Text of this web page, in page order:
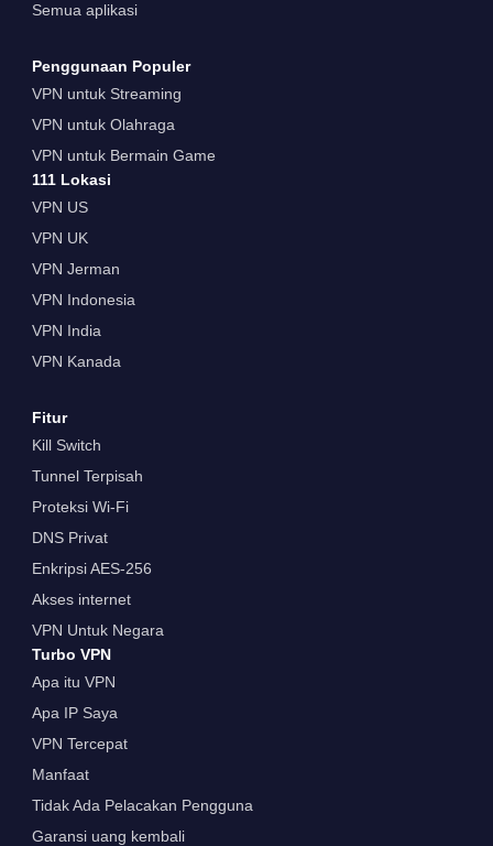
Semua aplikasi
Penggunaan Populer
VPN untuk Streaming
VPN untuk Olahraga
VPN untuk Bermain Game
111 Lokasi
VPN US
VPN UK
VPN Jerman
VPN Indonesia
VPN India
VPN Kanada
Fitur
Kill Switch
Tunnel Terpisah
Proteksi Wi-Fi
DNS Privat
Enkripsi AES-256
Akses internet
VPN Untuk Negara
Turbo VPN
Apa itu VPN
Apa IP Saya
VPN Tercepat
Manfaat
Tidak Ada Pelacakan Pengguna
Garansi uang kembali